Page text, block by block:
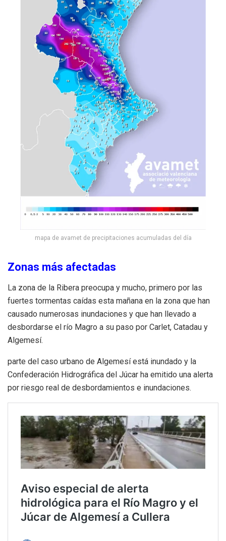
mapa de avamet de precipitaciones acumuladas del día
Zonas más afectadas
La zona de la Ribera preocupa y mucho, primero por las
fuertes tormentas caídas esta mañana en la zona que han
causado numerosas inundaciones y que han llevado a
desbordarse el río Magro a su paso por Carlet, Catadau y
Algemesí.
parte del caso urbano de Algemesí está inundado y la
Confederación Hidrográfica del Júcar ha emitido una alerta
por riesgo real de desbordamientos e inundaciones.